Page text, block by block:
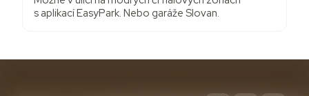
s aplikací EasyPark. Nebo garáže Slovan.